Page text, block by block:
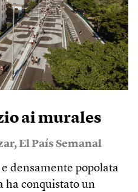
ai murales
,El País Semanal
densamente popolata
ha conquistato un